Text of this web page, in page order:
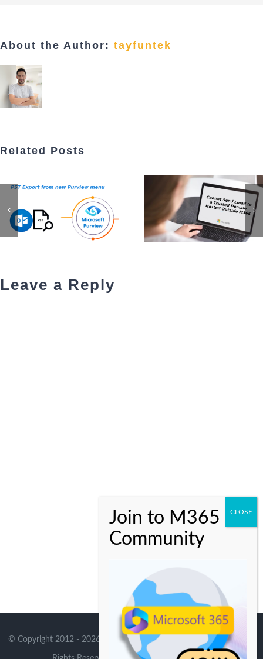
About the Author: tayfuntek
Related Posts
Leave a Reply
© Copyright 2012 - 2026 | Avada Theme by Theme Fusion| All